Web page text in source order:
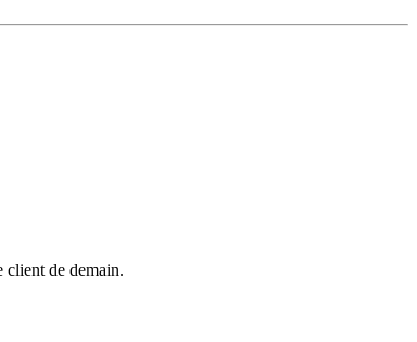
client de demain.